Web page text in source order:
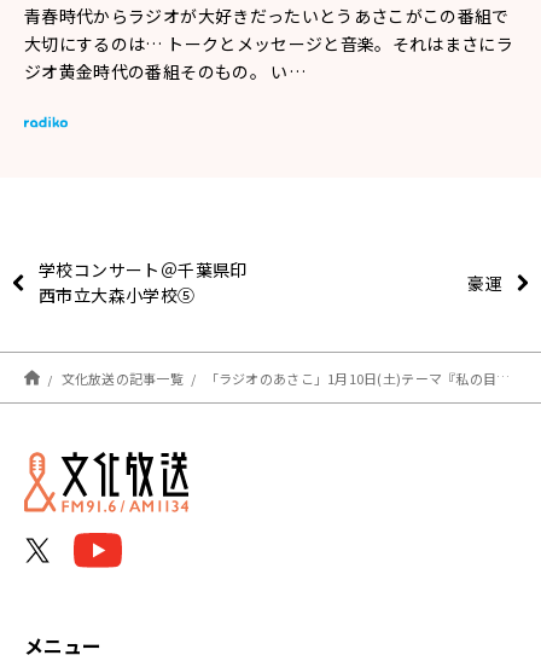
青春時代からラジオが大好きだったいとうあさこがこの番組で
大切にするのは… トークとメッセージと音楽。それはまさにラ
ジオ黄金時代の番組そのもの。 い…
学校コンサート＠千葉県印
西市立大森小学校⑤
豪運
文化放送の記事一覧 「ラジオのあさこ」1月10日(土)テーマ『私の目標！』
メニュー